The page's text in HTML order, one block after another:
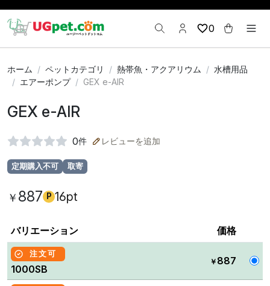
0
ホーム ペットカテゴリ 熱帯魚・アクアリウム
水槽用品
エアーポンプ
GEX e-AIR
GEX e-AIR
0件 レビューを追加
定期購入不可 取寄
￥ 887 P 16pt
バリエーション 価格
注文可
1000SB
￥ 887